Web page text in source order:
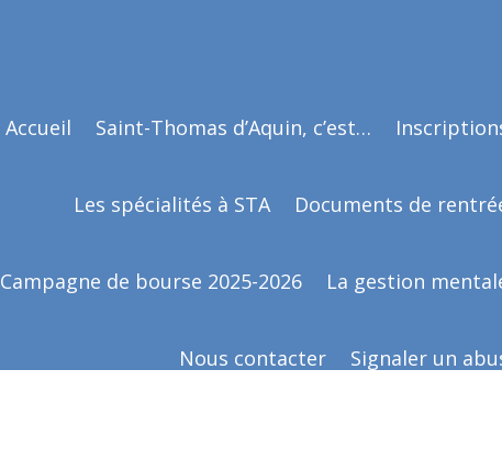
Accueil Saint-Thomas d’Aquin, c’est…
Les spécialités à STA Documents de
Campagne de bourse 2025-2026 La gestion
Nous contacter Signaler un